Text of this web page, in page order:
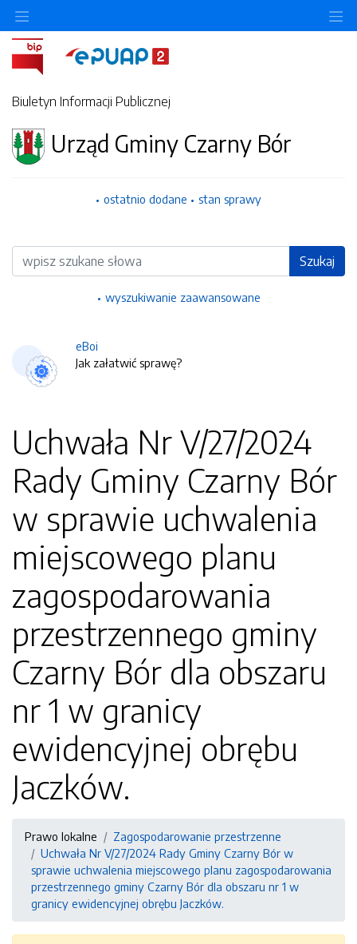
Biuletyn Informacji Publicznej
Urząd Gminy Czarny Bór
ostatnio dodane stan sprawy
Wyszukiwarka Szukaj
wyszukiwanie zaawansowane
eBoi
Jak załatwić sprawę?
Uchwała Nr V/27/2024
Rady Gminy Czarny Bór
w sprawie uchwalenia
miejscowego planu
zagospodarowania
przestrzennego gminy
Czarny Bór dla obszaru
nr 1 w granicy
ewidencyjnej obrębu
Jaczków.
Prawo lokalne
Zagospodarowanie przestrzenne
Uchwała Nr V/27/2024 Rady Gminy Czarny Bór w
sprawie uchwalenia miejscowego planu zagospodarowania
przestrzennego gminy Czarny Bór dla obszaru nr 1 w
granicy ewidencyjnej obrębu Jaczków.